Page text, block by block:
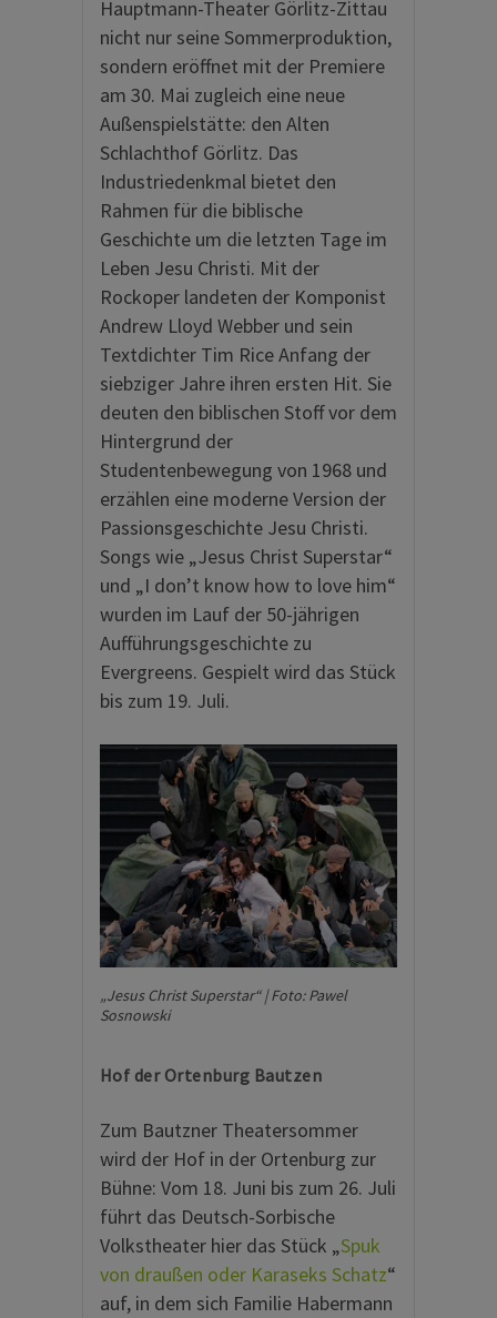
Hauptmann-Theater Görlitz-Zittau
nicht nur seine Sommerproduktion,
sondern eröffnet mit der Premiere
am 30. Mai zugleich eine neue
Außenspielstätte: den Alten
Schlachthof Görlitz. Das
Industriedenkmal bietet den
Rahmen für die biblische
Geschichte um die letzten Tage im
Leben Jesu Christi. Mit der
Rockoper landeten der Komponist
Andrew Lloyd Webber und sein
Textdichter Tim Rice Anfang der
siebziger Jahre ihren ersten Hit. Sie
deuten den biblischen Stoff vor dem
Hintergrund der
Studentenbewegung von 1968 und
erzählen eine moderne Version der
Passionsgeschichte Jesu Christi.
Songs wie „Jesus Christ Superstar“
und „I don’t know how to love him“
wurden im Lauf der 50-jährigen
Aufführungsgeschichte zu
Evergreens. Gespielt wird das Stück
bis zum 19. Juli.
„Jesus Christ Superstar“ | Foto: Pawel
Sosnowski
Hof der Ortenburg Bautzen
Zum Bautzner Theatersommer
wird der Hof in der Ortenburg zur
Bühne: Vom 18. Juni bis zum 26. Juli
führt das Deutsch-Sorbische
Volkstheater hier das Stück „Spuk
von draußen oder Karaseks Schatz“
auf, in dem sich Familie Habermann